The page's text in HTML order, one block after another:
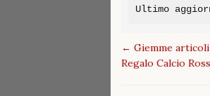
Ultimo
Post
navigation
← Giemme
Regalo Calcio